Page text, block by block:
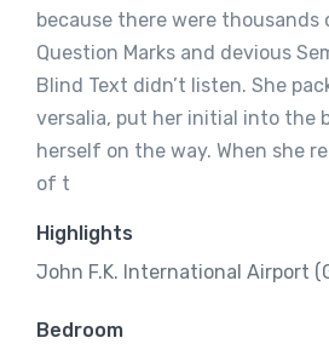
because there were thousands
Question Marks and devious
Blind Text didn’t listen. She
versalia, put her initial into the
herself on the way. When she
of t
Highlights
John F.K. International Airport
Bedroom